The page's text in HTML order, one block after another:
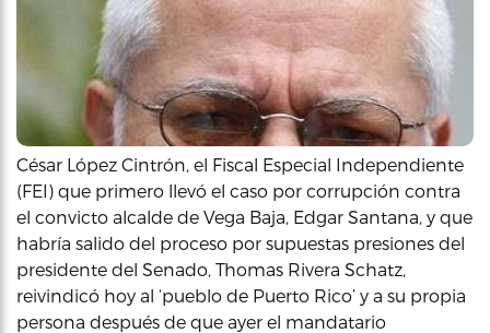
César López Cintrón, el Fiscal Especial Independiente
(FEI) que primero llevó el caso por corrupción contra
el convicto alcalde de Vega Baja, Edgar Santana, y que
habría salido del proceso por supuestas presiones del
presidente del Senado, Thomas Rivera Schatz,
reivindicó hoy al ‘pueblo de Puerto Rico’ y a su propia
persona después de que ayer el mandatario